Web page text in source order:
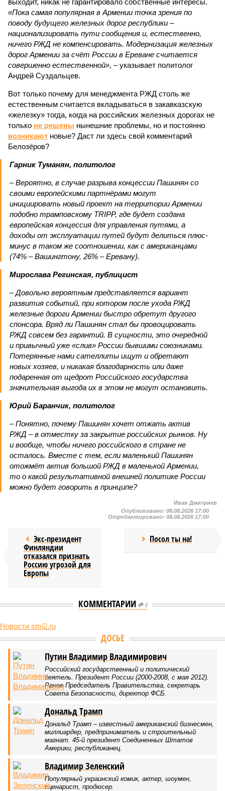
выходит, никак не гарантировало собственные интересы.
«Пока самая популярная в Армении точка зрения по
поводу будущего железных дорог рес­публики –
национализировать пути сообщения и, естественно,
ничего РЖД не компенсировать. Модернизация железных
дорог Армении за счёт России в Ереване считается
совершенно естественной», – указывает политолог
Андрей Суздальцев.
Вот только почему для менеджмента РЖД столь же
естественным считается вкладываться в закавказскую
«железку» тогда, когда на российских железных дорогах не
только не решены нынешние проблемы, но и постоянно
возникают новые? Даст ли здесь свой комментарий
Белозёров?
Гарник Туманян, политолог
– Вероятно, в случае разрыва концессии Пашинян со
своими европейскими партнёрами могут
инициировать новый проект на территории Армении
подобно трамповскому TRIPP, где будет создана
европейская концессия для управления путями, а
доходы от эксплуатации путей будут делиться плюс-
минус в таком же соотношении, как с американцами
(74% – Вашингтону, 26% – Еревану).
Мирослава Регинская, публицист
– Довольно вероятным представляется вариант
развития событий, при котором после ухода РЖД
железные дороги Армении быстро обретут другого
спонсора. Вряд ли Пашинян стал бы провоцировать
РЖД совсем без гарантий. В сущности, это очередной
и привычный уже «слив» России бывшими союзниками.
Потерянные нами сателлиты ищут и обретают
новых хозяев, и никакая благодарность или даже
подаренная от щедрот Российского государства
значительная выгода их в этом не могут остановить.
Юрий Баранчик, политолог
– Понятно, почему Пашинян хочет отжать актив
РЖД – в отместку за закрытие российских рынков. Ну
и вообще, чтобы ничего российского в стране не
осталось. Вместе с тем, если маленький Пашинян
отожмёт актив большой РЖД в маленькой Армении,
то о какой результативной внешней политике России
можно будет говорить в принципе?
Иван Дмитриев
Опубликовано: 08.08.2026 17:00
Отредактировано: 08.08.2026 17:00
Экс-президент
Финляндии
отказался признать
Россию угрозой для
Европы
Посол ты на!
КОММЕНТАРИИ 0
Новости smi2.ru
ДОСЬЕ
Путин Владимир Владимирович
Российский государственный и политический
деятель. Президент России (2000-2008, с мая 2012).
Ранее Председатель Правительства, секретарь
Совета Безопасности, директор ФСБ.
Дональд Трамп
Дональд Трамп – известный американский бизнесмен,
миллиардер, предприниматель и строительный
магнат. 45-й президент Соединенных Штатов
Америки, республиканец.
Владимир Зеленский
Популярный украинский комик, актер, шоумен,
сценарист, продюсер.